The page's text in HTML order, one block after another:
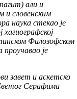
али и
и словенским
наука стекао је
хагиографској
Филозофском
је
завет и аскетско
Серафима